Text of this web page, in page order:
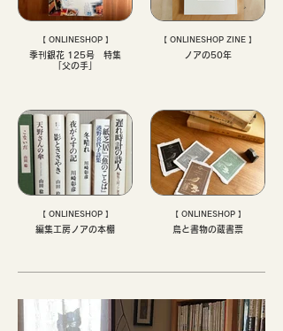
【 ONLINESHOP 】
季刊銀花 125号 特集
「父の手」
【 ONLINESHOP ZINE 】
ノアの50年
【 ONLINESHOP 】
編集工房ノアの本棚
【 ONLINESHOP 】
鳥と書物の蔵書票